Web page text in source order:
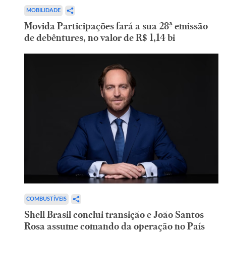
MOBILIDADE
Movida Participações fará a sua 28ª emissão
de debêntures, no valor de R$ 1,14 bi
COMBUSTÍVEIS
Shell Brasil conclui transição e João Santos
Rosa assume comando da operação no País